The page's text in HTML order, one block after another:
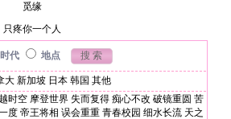
觅缘
只疼你一个人
代 地点
大 新加坡 日本 韩国 其他
时空 摩登世界 失而复得 痴心不改 破镜重圆 苦
度 帝王将相 误会重重 青春校园 细水长流 天之